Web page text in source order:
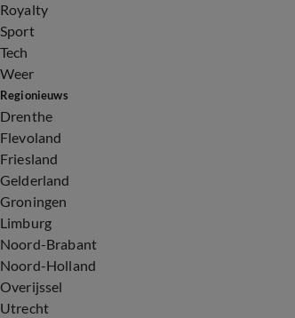
Royalty
Sport
Tech
Weer
Regionieuws
Drenthe
Flevoland
Friesland
Gelderland
Groningen
Limburg
Noord-Brabant
Noord-Holland
Overijssel
Utrecht